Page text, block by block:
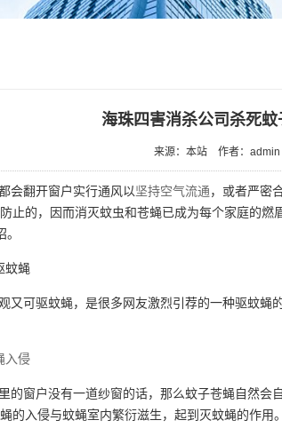
海珠四害消杀公司杀死
来源：本站 作者：admin
会翻开窗户实行通风以坚持空气流通，或者严密
止的，因而消灭蚊虫和苍蝇已成为每个家庭的
蚊蝇
又可驱蚊蝇，是很多网友激烈引荐的一种驱蚊
入侵
的窗户没有一道纱窗的话，那么蚊子苍蝇自然会
的入侵与蚊蝇室内繁衍滋生，起到灭蚊蝇的作用。